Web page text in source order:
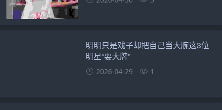
明明只是戏子却把自己当大腕这3位
明星“耍大牌”
2026-04-29 1